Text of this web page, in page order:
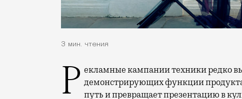
3 мин. чтения
Рекламные кампании техники редко выходят за рамки привычных съемок, демонстрирующих функции
путь и превращает презентацию в